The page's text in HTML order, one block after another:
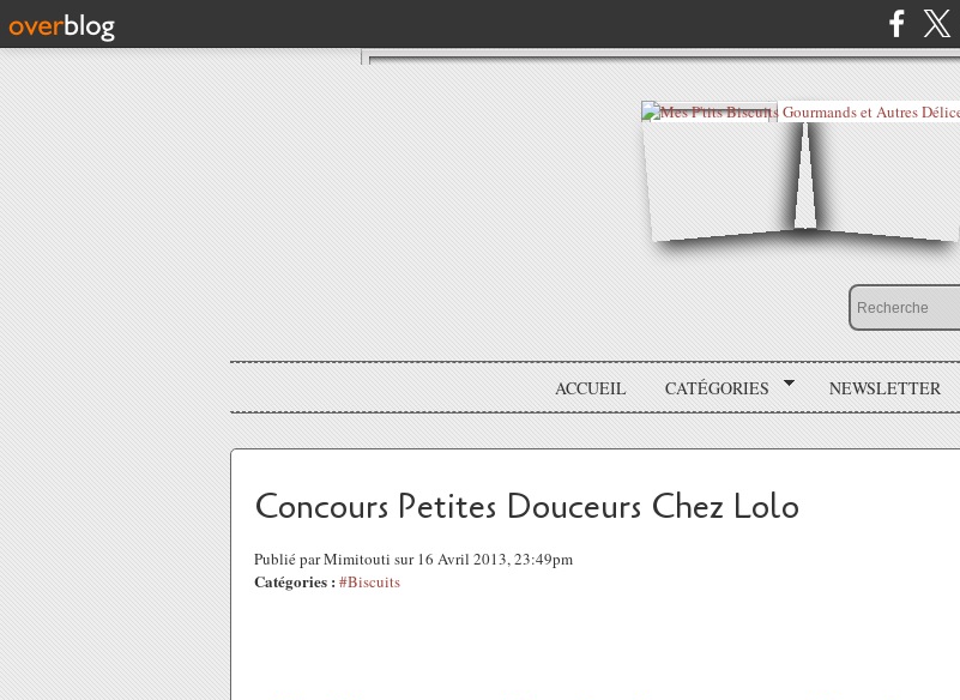
ACCUEIL CATÉGORIES NEWSLETTER
Concours Petites Douceurs Chez Lolo
Publié par Mimitouti sur 16 Avril 2013, 23:49pm
Catégories : #Biscuits